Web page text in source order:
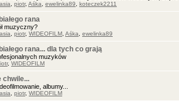
piotr, Aśka ewelinka89 koteczek2211
rana
muzyczny?
piotr, WIDEOFILM Aśka ewelinka89
rana... dla tych co grają
muzyków
, WIDEOFILM
chwile...
albumy...
piotr, WIDEOFILM